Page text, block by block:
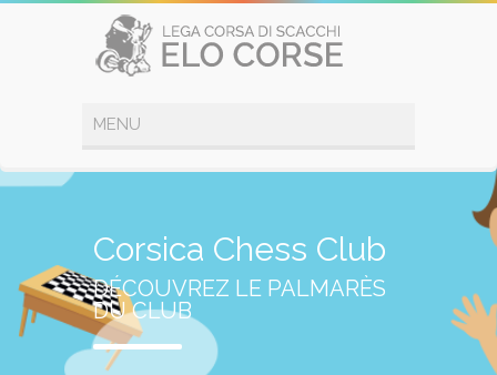
Corsica Chess Club
DÉCOUVREZ LE PALMARÈS
DU CLUB